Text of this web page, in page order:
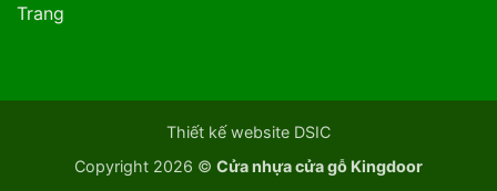
Trang
Thiết kế website DSIC
Copyright 2026 © Cửa nhựa cửa gỗ Kingdoor